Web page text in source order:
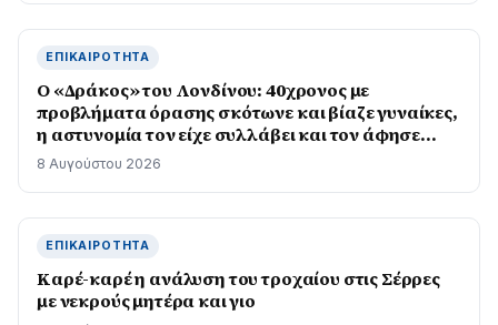
ΕΠΙΚΑΙΡΌΤΗΤΑ
Ο «Δράκος» του Λονδίνου: 40χρονος με
προβλήματα όρασης σκότωνε και βίαζε γυναίκες,
η αστυνομία τον είχε συλλάβει και τον άφησε
ελεύθερο
8 Αυγούστου 2026
ΕΠΙΚΑΙΡΌΤΗΤΑ
Καρέ-καρέ η ανάλυση του τροχαίου στις Σέρρες
με νεκρούς μητέρα και γιο